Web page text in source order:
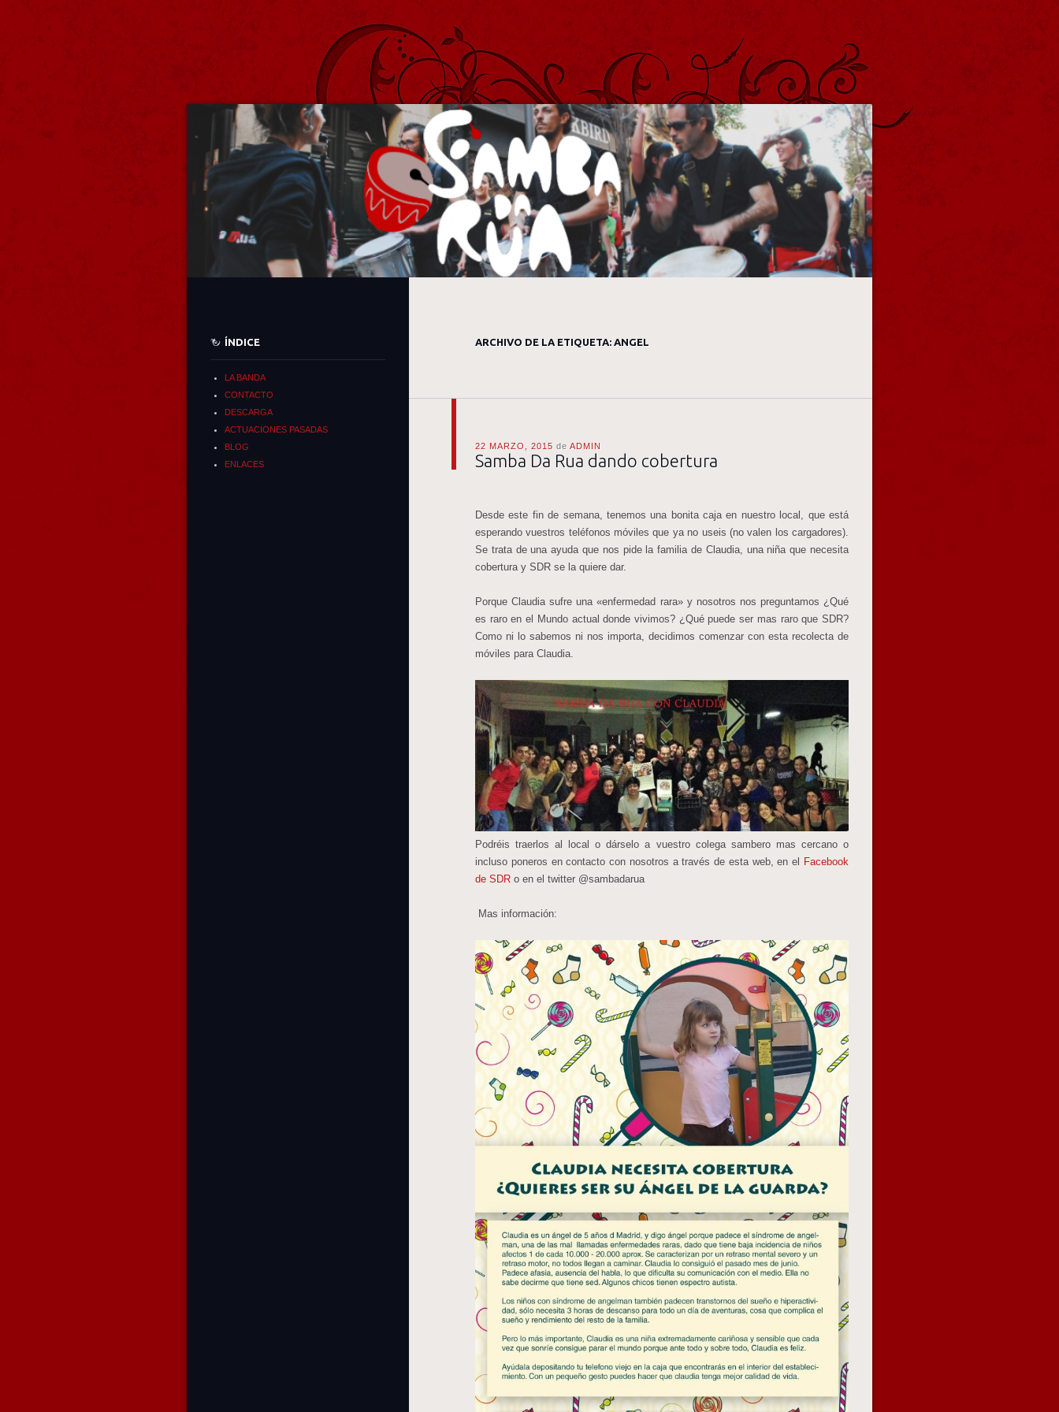
Samba Da Rua
Batucada de Samba Afro y Carioca de Madrid
ARCHIVO DE LA ETIQUETA: ANGEL
22 MARZO, 2015 de ADMIN
Samba Da Rua dando cobertura
Desde este fin de semana, tenemos una bonita caja en nuestro local, que está
esperando vuestros teléfonos móviles que ya no useis (no valen los cargadores).
Se trata de una ayuda que nos pide la familia de Claudia, una niña que necesita
cobertura y SDR se la quiere dar.
Porque Claudia sufre una «enfermedad rara» y nosotros nos preguntamos ¿Qué
es raro en el Mundo actual donde vivimos? ¿Qué puede ser mas raro que SDR?
Como ni lo sabemos ni nos importa, decidimos comenzar con esta recolecta de
móviles para Claudia.
Podréis traerlos al local o dárselo a vuestro colega sambero mas cercano o
incluso poneros en contacto con nosotros a través de esta web, en el
Facebook
de SDR o en el twitter @sambadarua
Mas información:
ÍNDICE
LA BANDA
CONTACTO
DESCARGA
ACTUACIONES PASADAS
BLOG
ENLACES